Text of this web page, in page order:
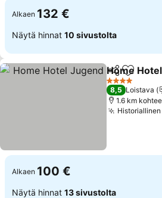
Alkaen 132 €
Näytä hinnat 10 sivustolta
Jaa Lisää
Home
4 Tähtiluokitus
8,5 Loistava
1.6 km
Alkaen 100 €
Näytä hinnat 13 sivustolta